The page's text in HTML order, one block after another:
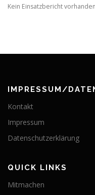
Kein Einsatzbericht vorhanden
IMPRESSUM/
Kontakt
Impressum
Datenschutzerklärung
QUICK LINKS
Mitmachen